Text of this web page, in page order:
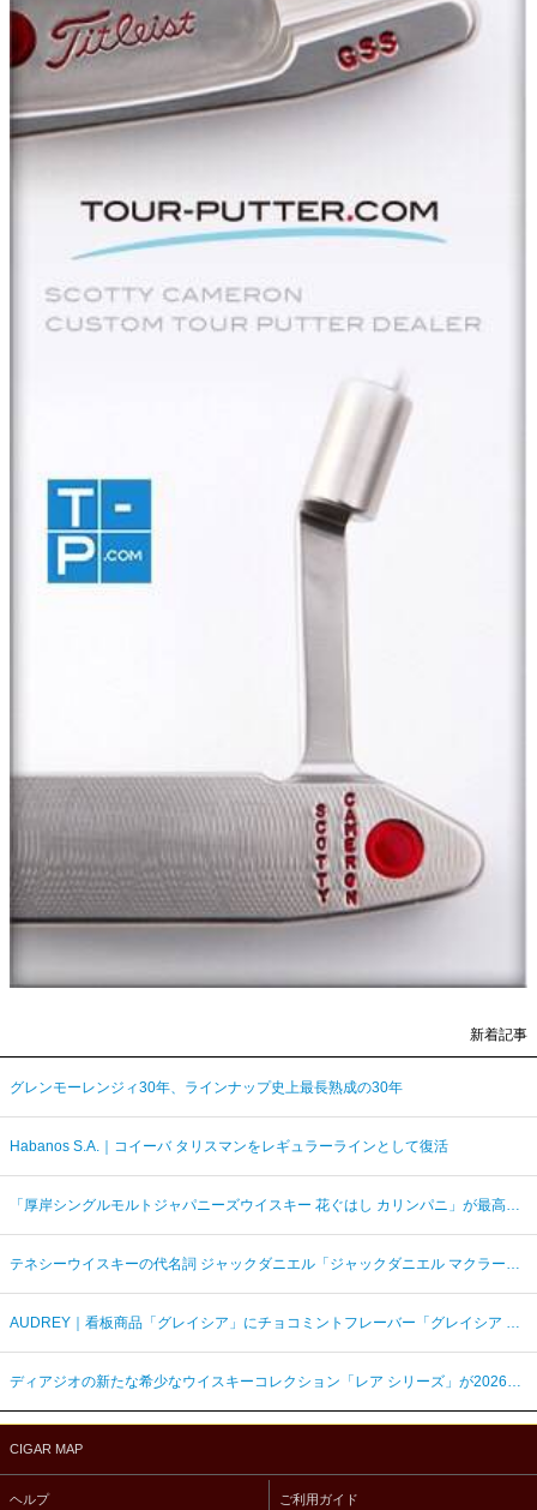
新着記事
グレンモーレンジィ30年、ラインナップ史上最長熟成の30年
Habanos S.A.｜コイーバ タリスマンをレギュラーラインとして復活
CIGAR MAP
ヘルプ ご利用ガイド